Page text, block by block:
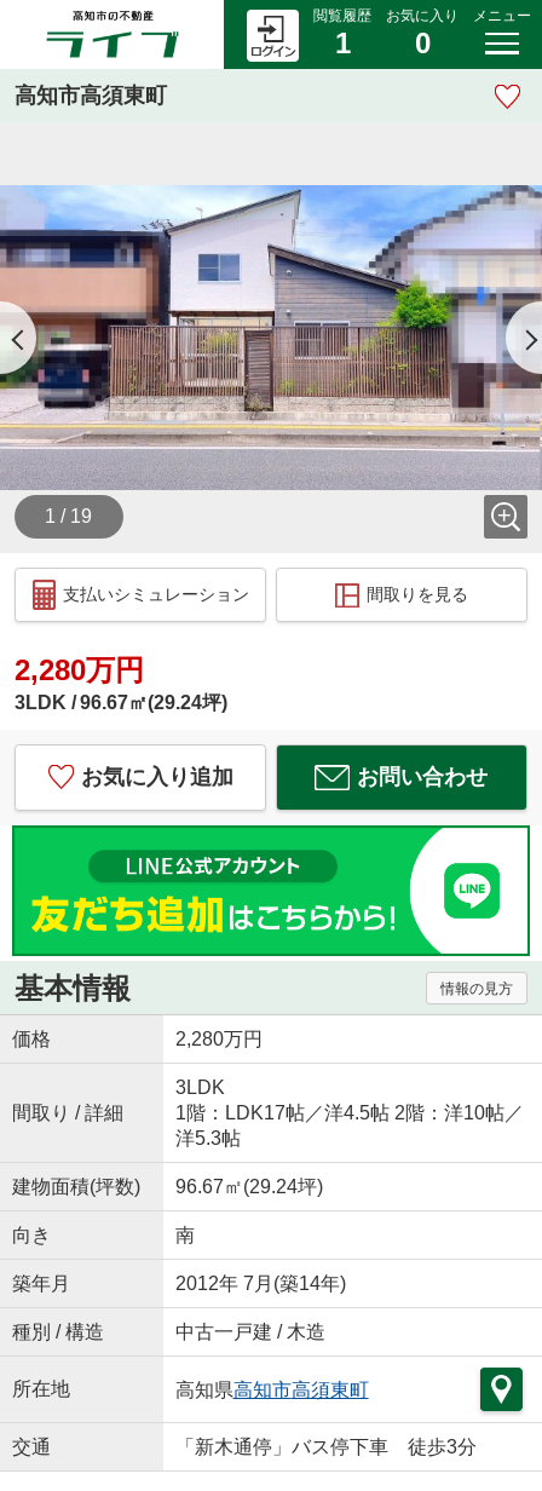
閲覧履歴
1
お気に入り
0
メニュー
高知市高須東町
1 / 19
支払いシミュレーション 間取りを見る
2,280万円
3LDK 96.67㎡(29.24坪)
お気に入り追加 お問い合わせ
基本情報 情報の見方
価格 2,280万円
間取り / 詳細
3LDK
1階：LDK17帖／洋4.5帖 2階：洋10帖／
洋5.3帖
建物面積(坪数) 96.67㎡(29.24坪)
向き 南
築年月 2012年 7月(築14年)
種別 / 構造 中古一戸建 / 木造
所在地 高知県高知市高須東町
交通 「新木通停」バス停下車 徒歩3分